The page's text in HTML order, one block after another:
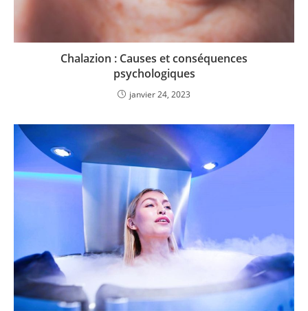
Chalazion : Causes et conséquences
psychologiques
janvier 24, 2023